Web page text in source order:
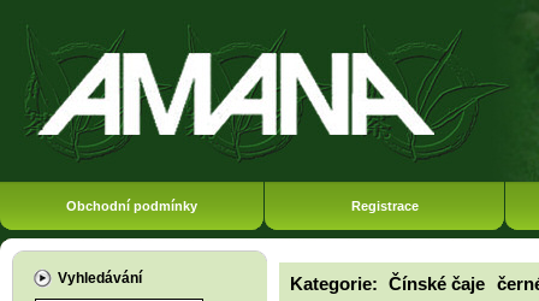
Obchodní podmínky Registrace
Vyhledávání Kategorie: Čínské čaje